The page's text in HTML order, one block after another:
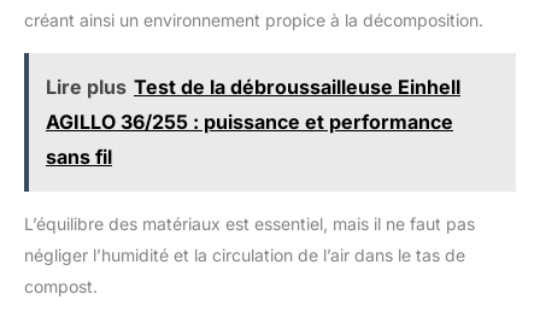
créant ainsi un environnement propice à la décomposition.
Lire plus Test de la débroussailleuse Einhell
AGILLO 36/255 : puissance et performance
sans fil
L’équilibre des matériaux est essentiel, mais il ne faut pas
négliger l’humidité et la circulation de l’air dans le tas de
compost.